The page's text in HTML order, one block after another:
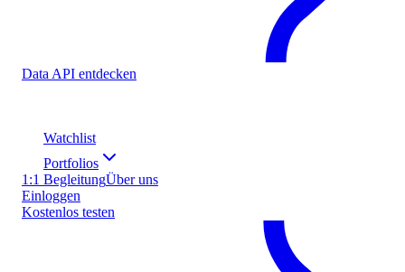
Data API entdecken
Watchlist
Portfolios
1:1 BegleitungÜber uns
Einloggen
Kostenlos testen